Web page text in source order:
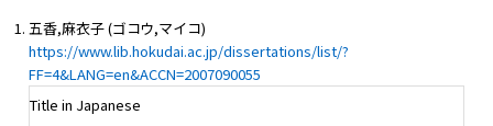
五香,麻衣子 (ゴコウ,マイコ)
https://www.lib.hokudai.ac.jp/dissertations/list/?
FF=4&LANG=en&ACCN=2007090055
Title in Japanese